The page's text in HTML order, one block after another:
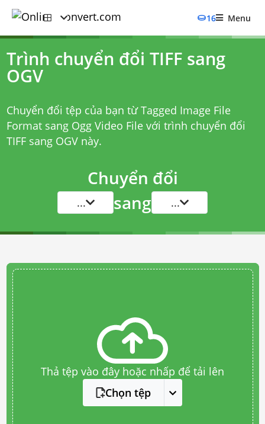
16 Menu
Trình chuyển đổi TIFF sang
OGV
Chuyển đổi tệp của bạn từ Tagged Image File
Format sang Ogg Video File với trình chuyển đổi
TIFF sang OGVnày.
Chuyển đổi
... sang ...
Thả tệp vào đây hoặc nhấp để tải lên
Chọn tệp